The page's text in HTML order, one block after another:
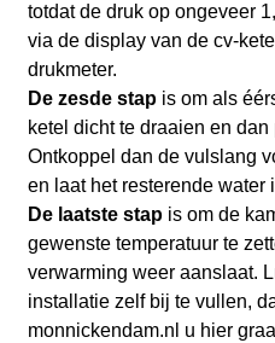
totdat de druk op ongeveer
via de display van de cv-
drukmeter.
De zesde stapis om als
ketel dicht te draaien en
Ontkoppel dan de vulslang
en laat het resterende water
De laatste stapis om de
gewenste temperatuur te
verwarming weer aanslaat.
installatie zelf bij te vullen,
monnickendam.nl u hier